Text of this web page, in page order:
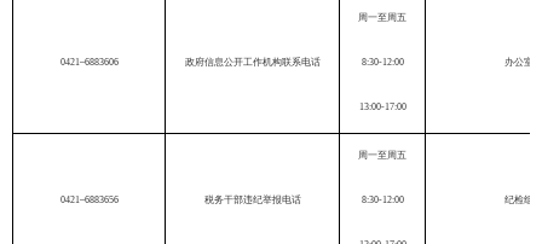
0421–6883606 政府信息公开工作机构联系电话
周一至周五
8:30-12:00
13:00-17:00
办公室
0421–6883656 税务干部违纪举报电话
周一至周五
8:30-12:00 纪检组